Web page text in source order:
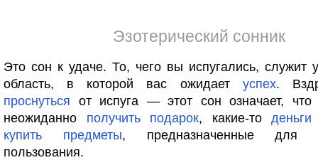
Эзотерический сонник
Это сон к удаче. То, чего вы испугались, служит
область, в которой вас ожидает успех.
проснуться от испуга — этот сон означает,
неожиданно получить подарок, какие-то деньги
купить
предметы, предназначенные для
пользования.